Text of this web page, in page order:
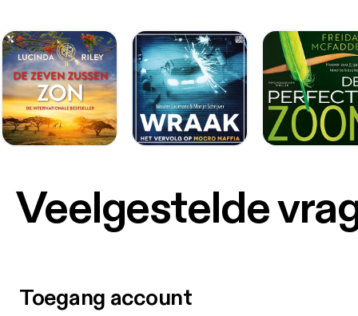
Veelgestelde
Toegang account